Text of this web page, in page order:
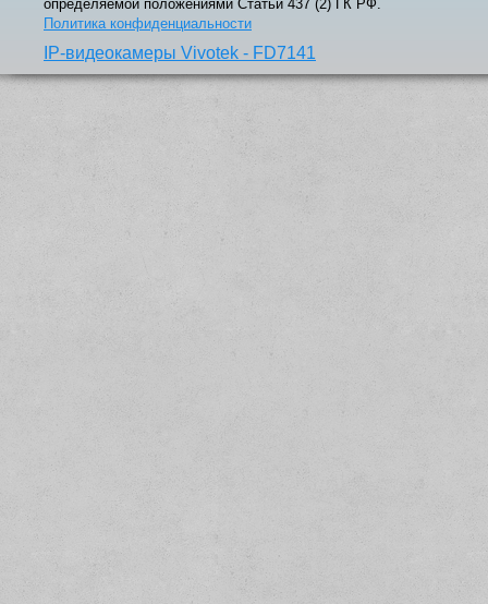
определяемой положениями Статьи 437 (2) ГК РФ.
Политика конфиденциальности
IP-видеокамеры Vivotek - FD7141